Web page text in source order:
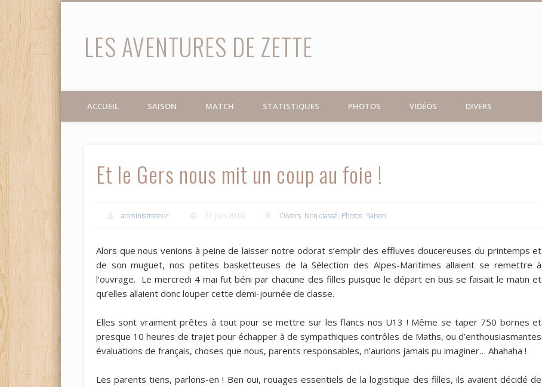
LES AVENTURES DE ZETTE
FacebookTwitter
ACCUEIL SAISON MATCH STATISTIQUES PHOTOS VIDÉOS DIVERS
Et le Gers nous mit un coup au foie !
administrateur 27 juin 2016 Divers, Non classé, Photos, Saison
Alors que nous venions à peine de laisser notre odorat s’emplir des effluves doucereuses du printemps et
de son muguet, nos petites basketteuses de la Sélection des Alpes-Maritimes allaient se remettre à
l’ouvrage. Le mercredi 4 mai fut béni par chacune des filles puisque le départ en bus se faisait le matin et
qu’elles allaient donc louper cette demi-journée de classe.
Elles sont vraiment prêtes à tout pour se mettre sur les flancs nos U13 ! Même se taper 750 bornes et
presque 10 heures de trajet pour échapper à de sympathiques contrôles de Maths, ou d’enthousiasmantes
évaluations de français, choses que nous, parents responsables, n’aurions jamais pu imaginer… Ahahaha !
Les parents tiens, parlons-en ! Ben oui, rouages essentiels de la logistique des filles, ils avaient décidé de